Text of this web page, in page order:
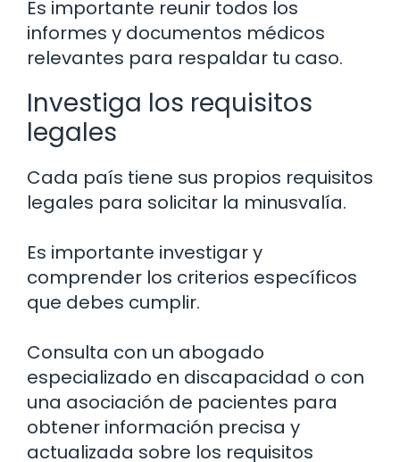
Es importante reunir todos los
informes y documentos médicos
relevantes para respaldar tu caso.
Investiga los requisitos
legales
Cada país tiene sus propios requisitos
legales para solicitar la minusvalía.
Es importante investigar y
comprender los criterios específicos
que debes cumplir.
Consulta con un abogado
especializado en discapacidad o con
una asociación de pacientes para
obtener información precisa y
actualizada sobre los requisitos